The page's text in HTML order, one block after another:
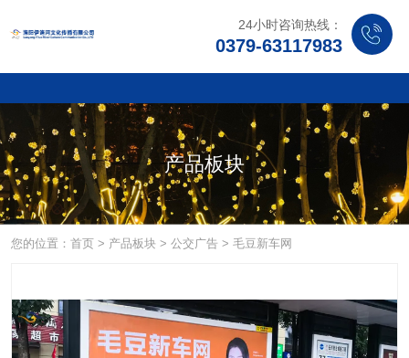
24小时咨询热线：
0379-63117983
产品板块
您的位置：首页 > 产品板块 > 公交广告 > 毛豆新车网